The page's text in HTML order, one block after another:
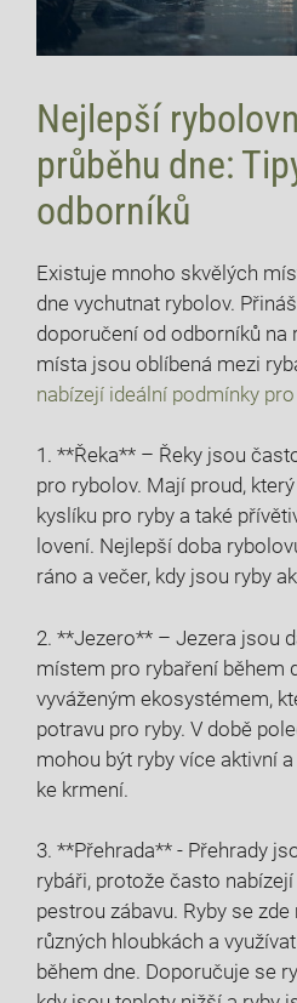
Nejlepší⁣
průběhu ⁤dne:
odborníků
Existuje mnoho skvělých
dne​ vychutnat rybolov.
doporučení ‌od odborníků na
místa jsou oblíbená⁤ mezi
nabízejí ideální podmínky
1. **Řeka** – Řeky jsou
pro rybolov. Mají proud,‍
kyslíku pro ryby ⁣a také
lovení. Nejlepší doba
ráno a večer, kdy jsou ryby
2. **Jezero** – Jezera jsou
‍místem pro ⁢rybaření během⁢
‌vyváženým ekosystémem,
potravu ⁢pro ryby. ‍V době
mohou být ryby více aktivní
ke krmení.
3. **Přehrada** -‌ Přehrady⁣
rybáři, protože ⁣často
pestrou zábavu. Ryby se
různých hloubkách ​a
během dne. Doporučuje se